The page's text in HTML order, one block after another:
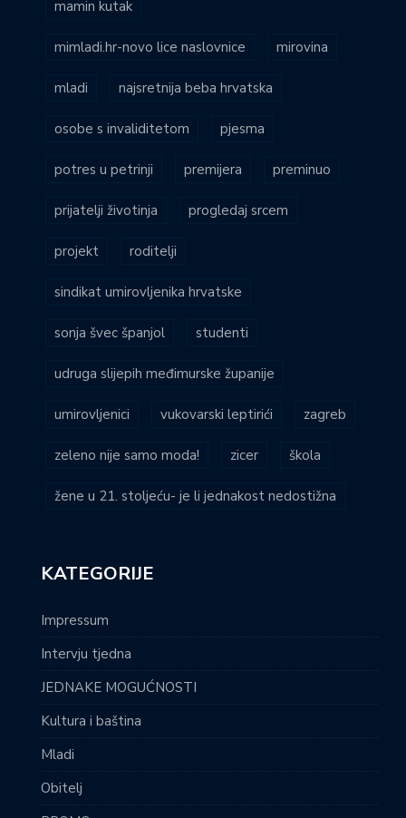
mamin kutak
mimladi.hr-novo lice naslovnice mirovina
mladi najsretnija beba hrvatska
osobe s invaliditetom pjesma
potres u petrinji premijera preminuo
prijatelji životinja progledaj srcem
projekt roditelji
sindikat umirovljenika hrvatske
sonja švec španjol studenti
udruga slijepih međimurske županije
umirovljenici vukovarski leptirići zagreb
zeleno nije samo moda! zicer škola
žene u 21. stoljeću- je li jednakost nedostižna
KATEGORIJE
Impressum
Intervju tjedna
JEDNAKE MOGUĆNOSTI
Kultura i baština
Mladi
Obitelj